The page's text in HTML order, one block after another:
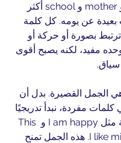
apple و blue و mother و school أكثر
بعيدة عن يومه. كل كلمة
بصورة أو حركة أو
مفيد، لكنه يصبح أقوى
هي الجمل القصيرة. بدل أن
مفردة، نبدأ تدريجيًا
بتركيبات بسيطة مثل I am happy و This
is my bag و I like milk. هذه الجمل تمنح